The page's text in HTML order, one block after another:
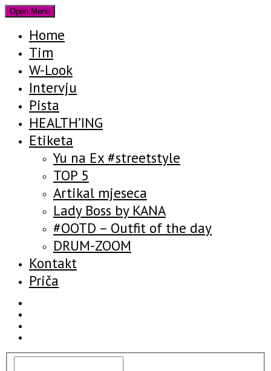
Open Menu
Home
Tim
W-Look
Intervju
Pista
HEALTH’ING
Etiketa
Yu na Ex #streetstyle
TOP 5
Artikal mjeseca
Lady Boss by KANA
#OOTD – Outfit of the day
DRUM-ZOOM
Kontakt
Priča